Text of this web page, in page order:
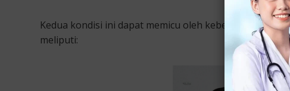
Kedua kondisi ini dapat memicu oleh kebersihan penis
meliputi: